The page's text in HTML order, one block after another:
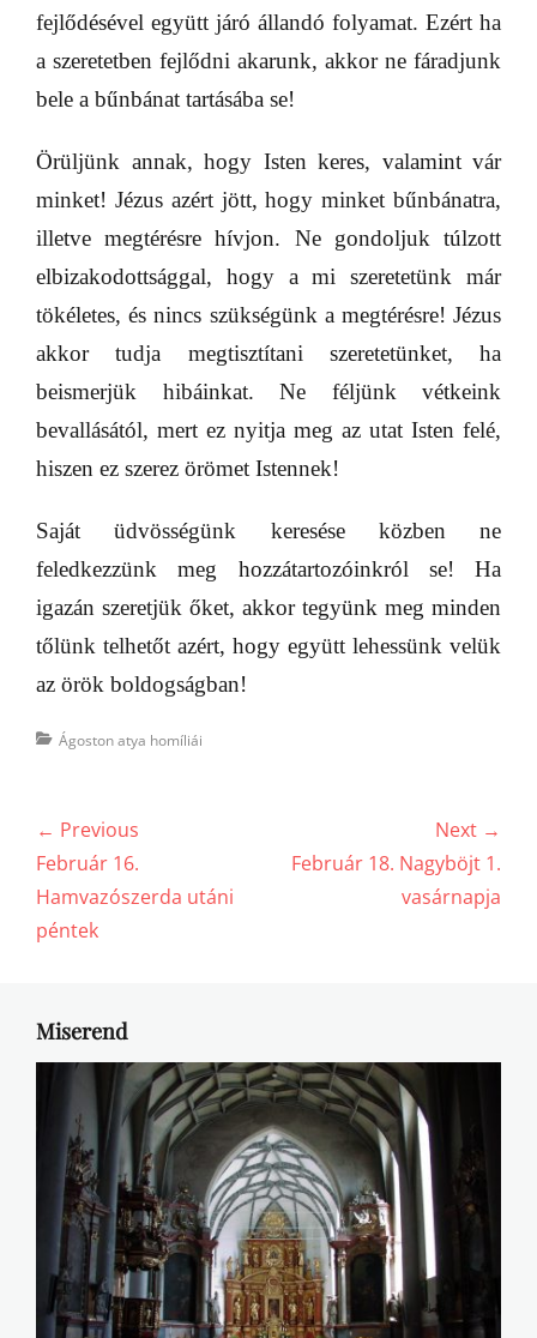
fejlődésével együtt járó állandó folyamat. Ezért ha
a szeretetben fejlődni akarunk, akkor ne fáradjunk
bele a bűnbánat tartásába se!
Örüljünk annak, hogy Isten keres, valamint vár
minket! Jézus azért jött, hogy minket bűnbánatra,
illetve megtérésre hívjon. Ne gondoljuk túlzott
elbizakodottsággal, hogy a mi szeretetünk már
tökéletes, és nincs szükségünk a megtérésre! Jézus
akkor tudja megtisztítani szeretetünket, ha
beismerjük hibáinkat. Ne féljünk vétkeink
bevallásától, mert ez nyitja meg az utat Isten felé,
hiszen ez szerez örömet Istennek!
Saját üdvösségünk keresése közben ne
feledkezzünk meg hozzátartozóinkról se! Ha
igazán szeretjük őket, akkor tegyünk meg minden
tőlünk telhetőt azért, hogy együtt lehessünk velük
az örök boldogságban!
Categories
Ágoston atya homíliái
Bejegyzés
navigáció
← Previous
Previous
post:
Február 16.
Hamvazószerda utáni
péntek
Next →
NextFebruár 18. Nagyböjt 1.
vasárnapja
Miserend